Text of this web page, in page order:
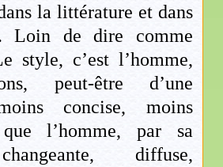
la littérature et dans
Loin de dire comme
style, c’est l’homme,
peut-être d’une
concise, moins
l’homme, par sa
diffuse,